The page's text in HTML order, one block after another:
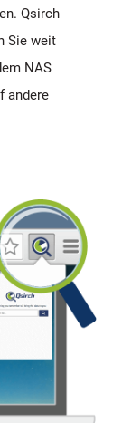
Qsirch
Sie weit
NAS
andere